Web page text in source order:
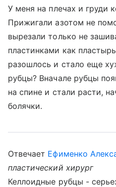
У меня на плечах и груди
Прижигали азотом не
вырезали только не
пластинками как
разошлось и стало еще
рубцы? Вначале рубцы
на спине и стали расти,
болячки.
Отвечает Ефименко
пластический хирург
Келлоидные рубцы -